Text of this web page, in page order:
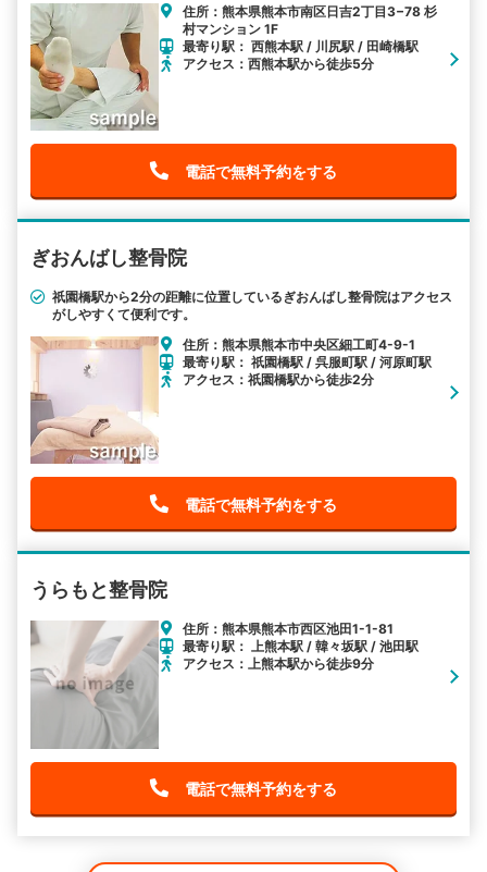
住所：熊本県熊本市南区日吉2丁目3−78 杉
村マンション 1F
最寄り駅： 西熊本駅 / 川尻駅 / 田崎橋駅
アクセス：西熊本駅から徒歩5分
電話で無料予約をする
ぎおんばし整骨院
祇園橋駅から2分の距離に位置しているぎおんばし整骨院はアクセス
がしやすくて便利です。
住所：熊本県熊本市中央区細工町4-9-1
最寄り駅： 祇園橋駅 / 呉服町駅 / 河原町駅
アクセス：祇園橋駅から徒歩2分
電話で無料予約をする
うらもと整骨院
住所：熊本県熊本市西区池田1-1-81
最寄り駅： 上熊本駅 / 韓々坂駅 / 池田駅
アクセス：上熊本駅から徒歩9分
電話で無料予約をする